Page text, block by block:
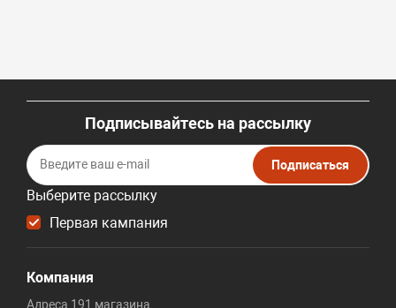
Подписывайтесь на рассылку
Выберите рассылку
Первая кампания
Подписаться
Компания
Адреса 191 магазина